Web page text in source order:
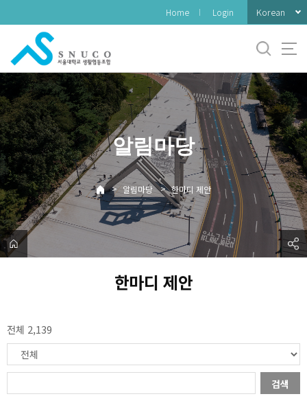
로
메
뉴
Home Login Korean
알림마당
> 알림마당 > 한마디 제안
한마디 제안
전체 2,139
검색